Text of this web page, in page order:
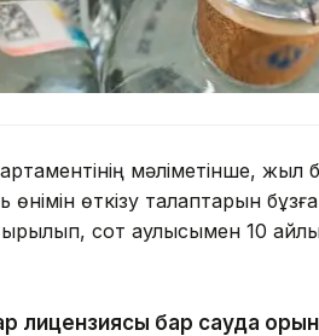
мәліметінше, жыл
өткізу талаптарын
сот қаулысымен 10
лицензиясы бар сауда